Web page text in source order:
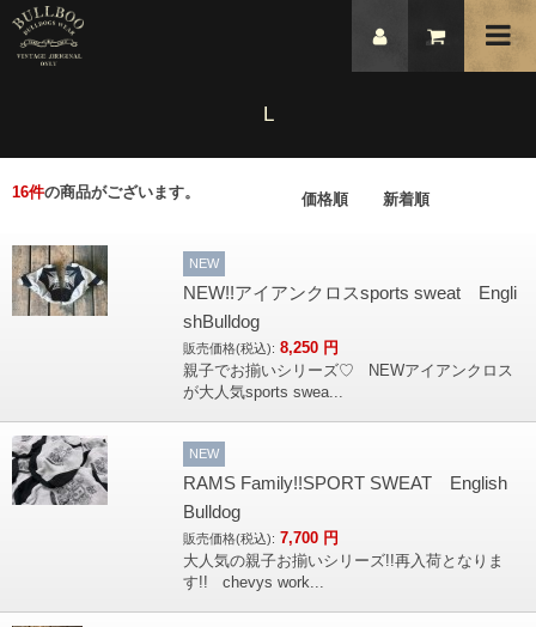
L
16件の商品がございます。 価格順 新着順
NEW
NEW!!アイアンクロスsports sweat Engli
shBulldog
販売価格(税込): 8,250 円
親子でお揃いシリーズ♡ NEWアイアンクロス
が大人気sports swea...
NEW
RAMS Family!!SPORT SWEAT English
Bulldog
販売価格(税込): 7,700 円
大人気の親子お揃いシリーズ!!再入荷となりま
す!! chevys work...